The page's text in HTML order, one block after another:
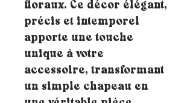
floraux. Ce décor élégant,
précis et intemporel
apporte une touche
unique à votre
accessoire, transformant
un simple chapeau en